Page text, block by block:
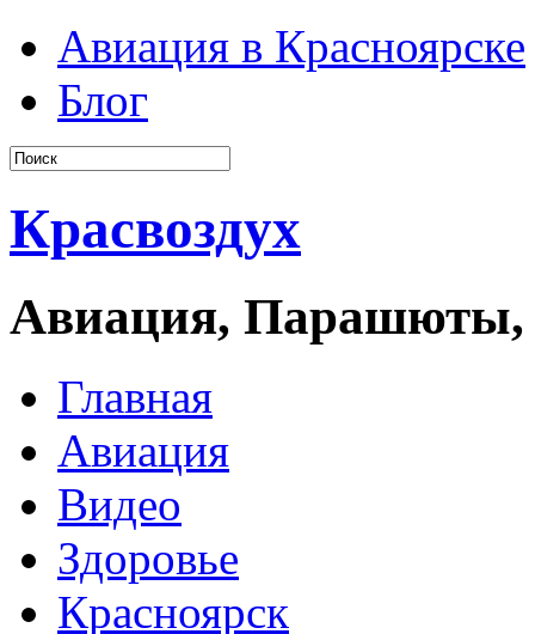
Авиация в Красноярске
Блог
Красвоздух
Авиация,
Главная
Авиация
Видео
Здоровье
Красноярск